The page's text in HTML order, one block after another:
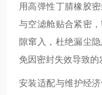
用高弹性丁腈橡胶
与空滤舱贴合紧密
隙窜入，杜绝漏尘
免因密封失效导致的
安装适配与维护经